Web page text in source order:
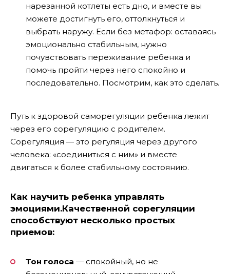
нарезанной котлеты есть дно, и вместе вы
можете достигнуть его, оттолкнуться и
выбрать наружу. Если без метафор: оставаясь
эмоционально стабильным, нужно
почувствовать переживание ребенка и
помочь пройти через него спокойно и
последовательно. Посмотрим, как это сделать.
Путь к здоровой саморегуляции ребенка лежит
через его сорегуляцию с родителем.
Сорегуляция — это регуляция через другого
человека: «соединиться с ним» и вместе
двигаться к более стабильному состоянию.
Как научить ребенка управлять
эмоциями.Качественной сорегуляции
способствуют несколько простых
приемов:
Тон голоса — спокойный, но не